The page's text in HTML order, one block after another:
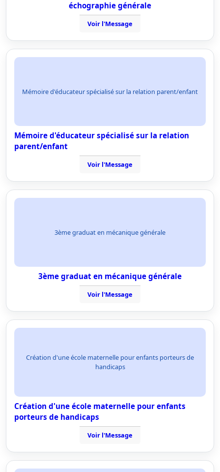
échographie générale
Voir l'Message
Mémoire d'éducateur spécialisé sur la relation parent/enfant
Mémoire d'éducateur spécialisé sur la relation
parent/enfant
Voir l'Message
3ème graduat en mécanique générale
3ème graduat en mécanique générale
Voir l'Message
Création d'une école maternelle pour enfants porteurs de
handicaps
Création d'une école maternelle pour enfants
porteurs de handicaps
Voir l'Message